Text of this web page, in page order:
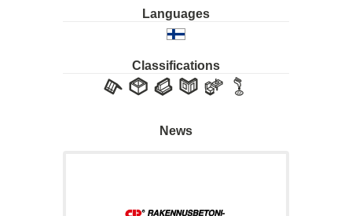
Languages
Classifications
News